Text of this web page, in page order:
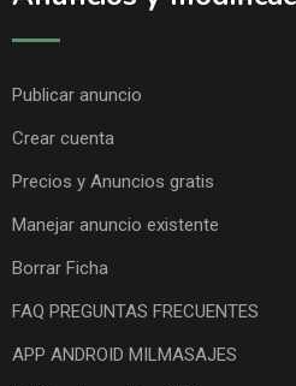
Publicar anuncio
Crear cuenta
Precios y Anuncios gratis
Manejar anuncio existente
Borrar Ficha
FAQ PREGUNTAS FRECUENTES
APP ANDROID MILMASAJES